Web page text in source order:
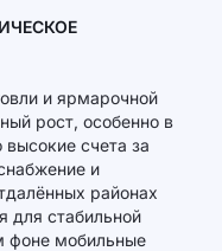
и ярмарочной
рост, особенно в
счета за
и
районах
для стабильной
фоне мобильные